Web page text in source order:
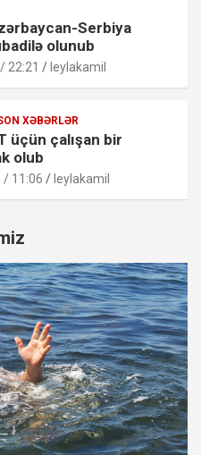
Serbiya
olunub
22:21 leylakamil
XƏBƏRLƏR
üçün çalışan bir
olub
/ 11:06 leylakamil